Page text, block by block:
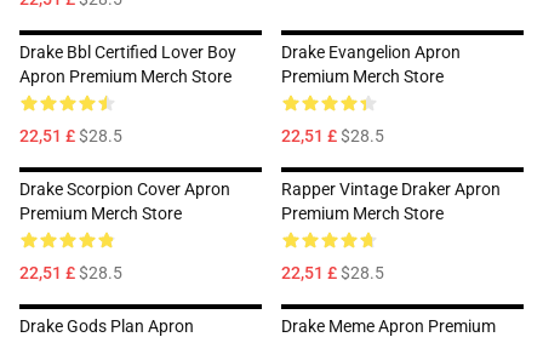
Drake Bbl Certified Lover Boy
Apron Premium Merch Store
22,51 £$28.5
Drake Evangelion Apron
Premium Merch Store
22,51 £$28.5
Drake Scorpion Cover Apron
Premium Merch Store
22,51 £$28.5
Rapper Vintage Draker Apron
Premium Merch Store
22,51 £$28.5
Drake Gods Plan Apron
Drake Meme Apron Premium